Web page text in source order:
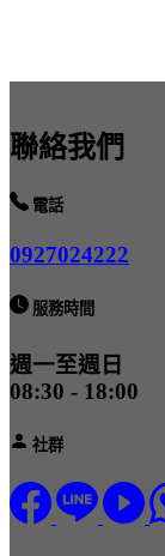
聯絡我們
電話
0927024222
服務時間
週一至週日
08:30 - 18:00
社群